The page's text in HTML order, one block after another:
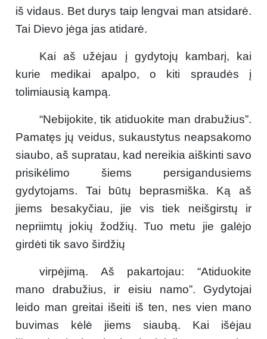
iš vidaus. Bet durys taip lengvai man atsidarė.
Tai Dievo jėga jas atidarė.
Kai aš užėjau į gydytojų kambarį, kai
kurie medikai apalpo, o kiti spraudės į
tolimiausią kampą.
“Nebijokite, tik atiduokite man drabužius”.
Pamatęs jų veidus, sukaustytus neapsakomo
siaubo, aš supratau, kad nereikia aiškinti savo
prisikėlimo šiems persigandusiems
gydytojams. Tai būtų beprasmiška. Ką aš
jiems besakyčiau, jie vis tiek neišgirstų ir
nepriimtų jokių žodžių. Tuo metu jie galėjo
girdėti tik savo širdžių
virpėjimą. Aš pakartojau: “Atiduokite
mano drabužius, ir eisiu namo”. Gydytojai
leido man greitai išeiti iš ten, nes vien mano
buvimas kėlė jiems siaubą. Kai išėjau